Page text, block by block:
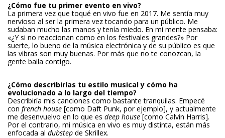
¿Cómo fue tu primer evento en vivo?
La primera vez que toqué en vivo fue en 2017. Me sentía muy
nervioso al ser la primera vez tocando para un público. Me
sudaban mucho las manos y tenía miedo. En mi mente pensaba:
«¿Y si no reaccionan como en los festivales grandes?» Por
suerte, lo bueno de la música electrónica y de su público es que
las vibras son muy buenas. Por más que no te conozcan, la
gente baila contigo.
¿Cómo describirías tu estilo musical y cómo ha
evolucionado a lo largo del tiempo?
Describiría mis canciones como bastante tranquilas. Empecé
con french house [como Daft Punk, por ejemplo], y actualmente
me desenvuelvo en lo que es deep house[como Calvin Harris].
Por el contrario, mi música en vivo es muy distinta, están más
enfocada al dubstep de Skrillex.